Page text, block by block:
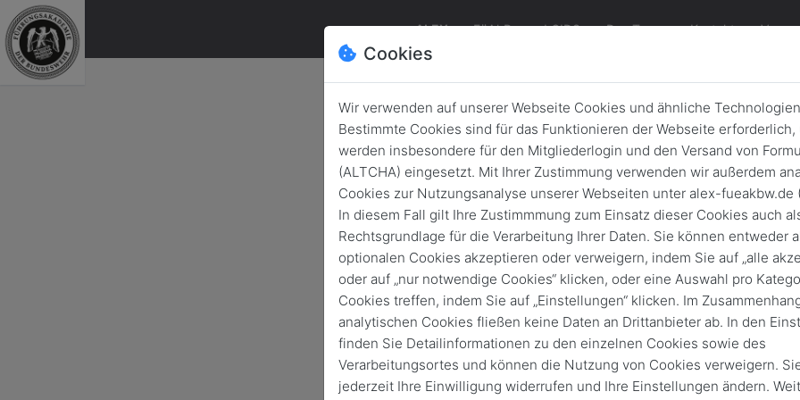
ALEX FüAkBw und GIDS Das Team Kontakt
Internationaler Besuch im Zentrum
Führung
Zurück
Cookies
Wir verwenden auf unserer Webseite Cookies und ähnliche
Bestimmte Cookies sind für das Funktionieren der Webseite erforderlich,
werden insbesondere für den Mitgliederlogin und den Versand von
(ALTCHA) eingesetzt. Mit Ihrer Zustimmung verwenden wir außerdem
Cookies zur Nutzungsanalyse unserer Webseiten unter alex-fueakbw.de
In diesem Fall gilt Ihre Zustimmmung zum Einsatz dieser Cookies auch
Rechtsgrundlage für die Verarbeitung Ihrer Daten. Sie können entweder
optionalen Cookies akzeptieren oder verweigern, indem Sie auf „alle
oder auf „nur notwendige Cookies“ klicken, oder eine Auswahl pro
Cookies treffen, indem Sie auf „Einstellungen“ klicken. Im
analytischen Cookies fließen keine Daten an Drittanbieter ab. In den
finden Sie Detailinformationen zu den einzelnen Cookies sowie des
Verarbeitungsortes und können die Nutzung von Cookies verweigern.
jederzeit Ihre Einwilligung widerrufen und Ihre Einstellungen ändern.